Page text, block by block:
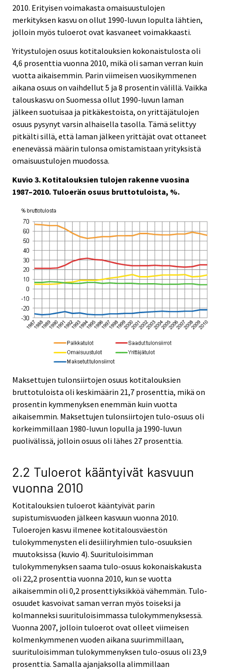
2010. Erityisen voimakasta omaisuustulojen
merkityksen kasvu on ollut 1990-luvun lopulta lähtien,
jolloin myös tuloerot ovat kasvaneet voimakkaasti.
Yritystulojen osuus kotitalouksien kokonaistulosta oli
4,6 prosenttia vuonna 2010, mikä oli saman verran kuin
vuotta aikaisemmin. Parin viimeisen vuosikymmenen
aikana osuus on vaihdellut 5 ja 8 prosentin välillä. Vaikka
talouskasvu on Suomessa ollut 1990-luvun laman
jälkeen suotuisaa ja pitkäkestoista, on yrittäjätulojen
osuus pysynyt varsin alhaisella tasolla. Tämä selittyy
pitkälti sillä, että laman jälkeen yrittäjät ovat ottaneet
enenevässä määrin tulonsa omistamistaan yrityksistä
omaisuustulojen muodossa.
Kuvio 3. Kotitalouksien tulojen rakenne vuosina
1987–2010. Tuloerän osuus bruttotuloista, %.
Maksettujen tulonsiirtojen osuus kotitalouksien
bruttotuloista oli keskimäärin 21,7 prosenttia, mikä on
prosentin kymmenyksen enemmän kuin vuotta
aikaisemmin. Maksettujen tulonsiirtojen tulo-osuus oli
korkeimmillaan 1980-luvun lopulla ja 1990-luvun
puolivälissä, jolloin osuus oli lähes 27 prosenttia.
2.2 Tuloerot kääntyivät kasvuun
vuonna 2010
Kotitalouksien tuloerot kääntyivät parin
supistumisvuoden jälkeen kasvuun vuonna 2010.
Tuloerojen kasvu ilmenee kotitalousväestön
tulokymmenysten eli desiiliryhmien tulo-osuuksien
muutoksissa (kuvio 4). Suurituloisimman
tulokymmenyksen saama tulo-osuus kokonaiskakusta
oli 22,2 prosenttia vuonna 2010, kun se vuotta
aikaisemmin oli 0,2 prosenttiyksikköä vähemmän. Tulo-
osuudet kasvoivat saman verran myös toiseksi ja
kolmanneksi suurituloisimmassa tulokymmenyksessä.
Vuonna 2007, jolloin tuloerot ovat olleet viimeisen
kolmenkymmenen vuoden aikana suurimmillaan,
suurituloisimman tulokymmenyksen tulo-osuus oli 23,9
prosenttia. Samalla ajanjaksolla alimmillaan